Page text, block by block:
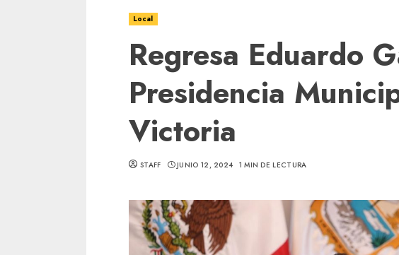
Local
Regresa Eduardo
Presidencia
Victoria
STAFF JUNIO 12, 2024 1 MIN DE LECTURA